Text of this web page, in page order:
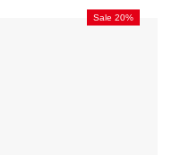
Sale 20%